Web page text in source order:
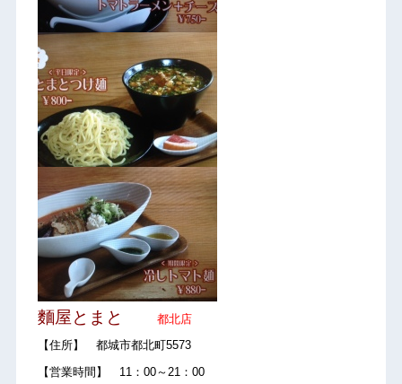
麵屋とまと
都北店
【住所】 都城市都北町5573
【営業時間】 11：00～21：00